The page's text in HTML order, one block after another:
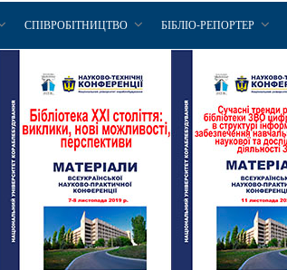
СПІВРОБІТНИЦТВО БІБЛІО-РЕПОРТЕР